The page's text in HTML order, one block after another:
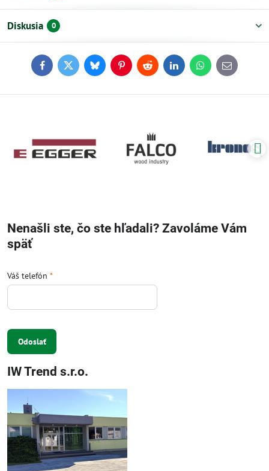
Diskusia 0
FacebookTwitterBlueskyPinterestReddit LinkedInWhatsApp
E-
mail
Nenašli ste, čo ste hľadali? Zavoláme Vám
späť
Váš telefón *
Odoslať
IW Trend s.r.o.